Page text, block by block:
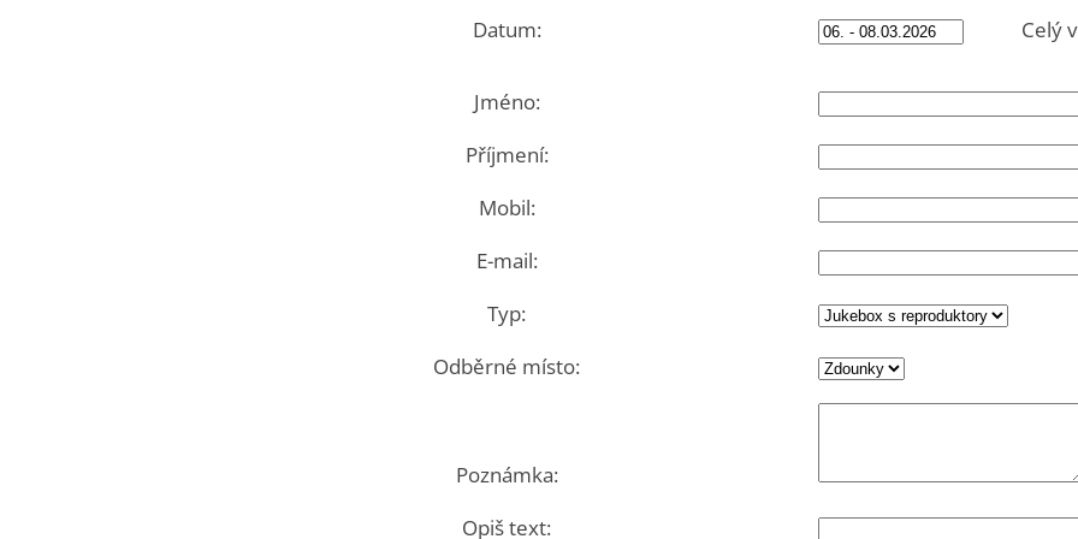
Datum: Celý
Jméno:
Příjmení:
Mobil:
E-mail:
Typ:
Odběrné místo:
Poznámka:
Opiš text: